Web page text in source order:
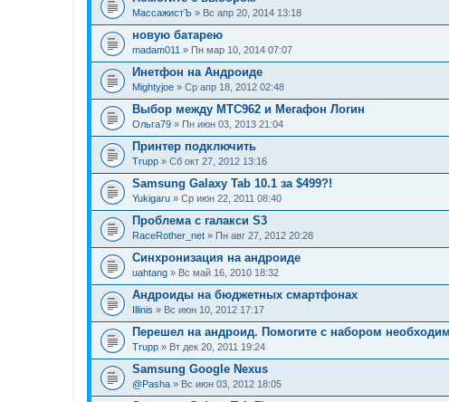
МассажистЪ » Вс апр 20, 2014 13:18
новую батарею
madam011 » Пн мар 10, 2014 07:07
Инетфон на Андроиде
Mightyjoe » Ср апр 18, 2012 02:48
Выбор между МТС962 и Мегафон Логин
Ольга79 » Пн июн 03, 2013 21:04
Принтер подключить
Trupp » Сб окт 27, 2012 13:16
Samsung Galaxy Tab 10.1 за $499?!
Yukigaru » Ср июн 22, 2011 08:40
Проблема с галакси S3
RaceRother_net » Пн авг 27, 2012 20:28
Синхронизация на андроиде
uahtang » Вс май 16, 2010 18:32
Андроиды на бюджетных смартфонах
Illinis » Вс июн 10, 2012 17:17
Перешел на андроид. Помогите с набором
Trupp » Вт дек 20, 2011 19:24
Samsung Google Nexus
@Pasha » Вс июн 03, 2012 18:05